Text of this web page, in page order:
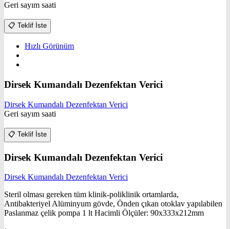
Geri sayım saati
📋 Teklif İste
Hızlı Görünüm
Dirsek Kumandalı Dezenfektan Verici
Dirsek Kumandalı Dezenfektan Verici
Geri sayım saati
📋 Teklif İste
Dirsek Kumandalı Dezenfektan Verici
Dirsek Kumandalı Dezenfektan Verici
Steril olması gereken tüm klinik-poliklinik ortamlarda,
Antibakteriyel Alüminyum gövde, Önden çıkan otoklav yapılabilen
Paslanmaz çelik pompa 1 lt Hacimli Ölçüler: 90x333x212mm